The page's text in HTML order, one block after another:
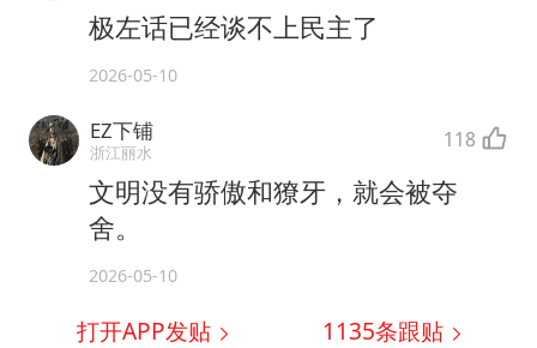
极左话已经谈不上民主了
2026-05-10
EZ下铺
浙江丽水 118
文明没有骄傲和獠牙，就会被夺
舍。
2026-05-10
打开APP发贴 1135条跟贴